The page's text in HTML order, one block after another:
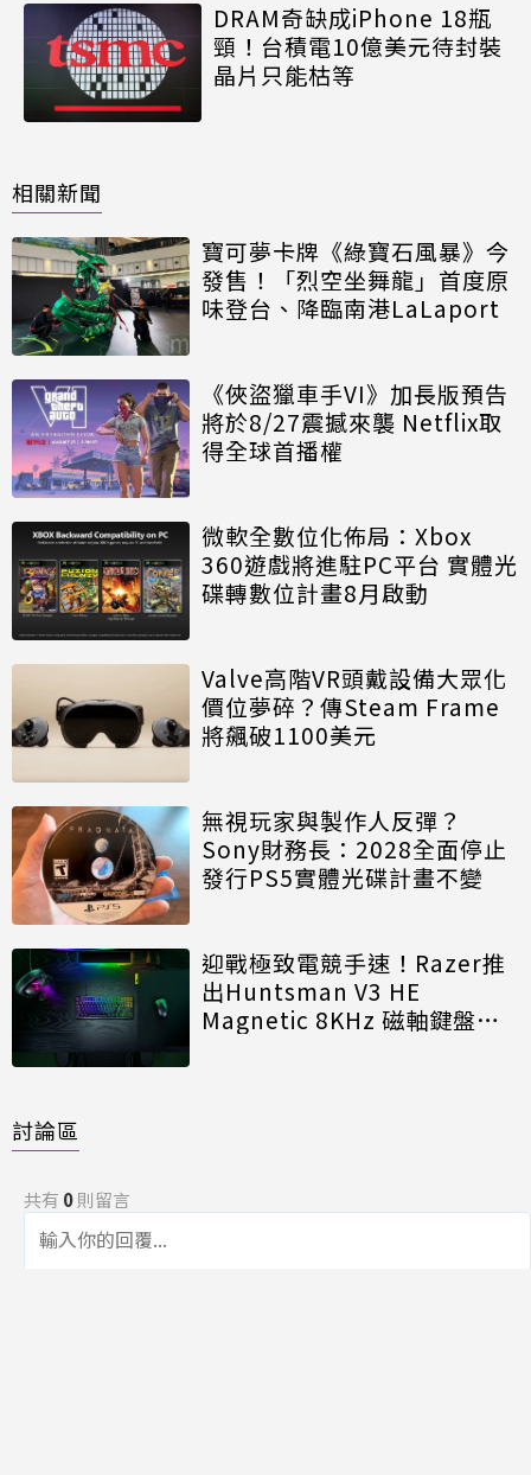
DRAM奇缺成iPhone 18瓶
頸！台積電10億美元待封裝
晶片只能枯等
相關新聞
寶可夢卡牌《綠寶石風暴》今
發售！「烈空坐舞龍」首度原
味登台、降臨南港LaLaport
《俠盜獵車手VI》加長版預告
將於8/27震撼來襲 Netflix取
得全球首播權
微軟全數位化佈局：Xbox
360遊戲將進駐PC平台 實體光
碟轉數位計畫8月啟動
Valve高階VR頭戴設備大眾化
價位夢碎？傳Steam Frame
將飆破1100美元
無視玩家與製作人反彈？
Sony財務長：2028全面停止
發行PS5實體光碟計畫不變
迎戰極致電競手速！Razer推
出Huntsman V3 HE
Magnetic 8KHz 磁軸鍵盤效
討論區
共有 0則留言